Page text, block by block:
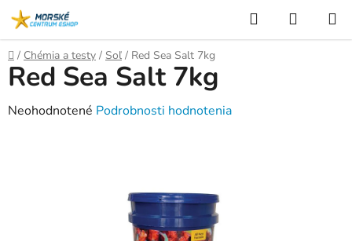
Prejsť
na
obsah
Hľadať
KOŠÍK
Domov
/ Chémia a testy / Soľ / Red Sea Salt 7kg
Red Sea Salt 7kg
Priemerné
Neohodnotené Podrobnosti hodnotenia